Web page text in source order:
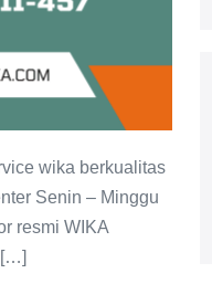
wika berkualitas
Senin – Minggu
resmi WIKA